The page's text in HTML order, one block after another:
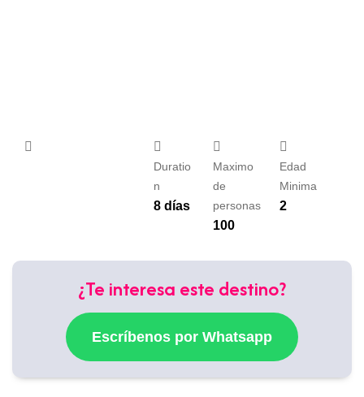
Duratio
n
8 días
Maximo
de
personas
100
Edad
Minima
2
¿Te interesa este destino?
Escríbenos por Whatsapp